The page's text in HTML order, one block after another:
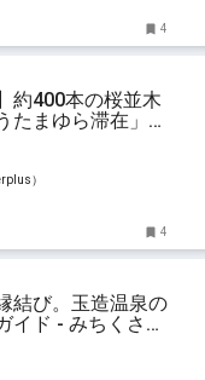
4
約400本の桜並木
たまゆら滞在」開
｜ウォーカープラ
）
4
結び。玉造温泉の
イド - みちくさガ